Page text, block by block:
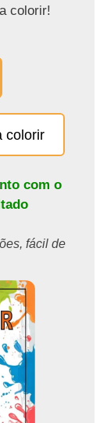
colorir!
colorir
com o
fácil de